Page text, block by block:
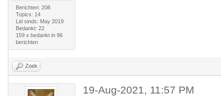
Berichten: 208
Topics: 14
Lid sinds: May 2019
Bedankt: 22
159 x bedankt in 96
berichten
Zoek
19-Aug-2021, 11:57 PM